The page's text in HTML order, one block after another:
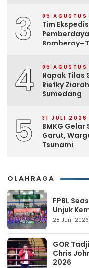
3 05
Tim
4 05
Napak Tilas
Riefky
Sumedang
5 31 JULI 2026
BMKG
Garut,
Tsunami
OLAHRAGA
FPBL
Unjuk
28 Juni 2026
GOR
Chris
2026